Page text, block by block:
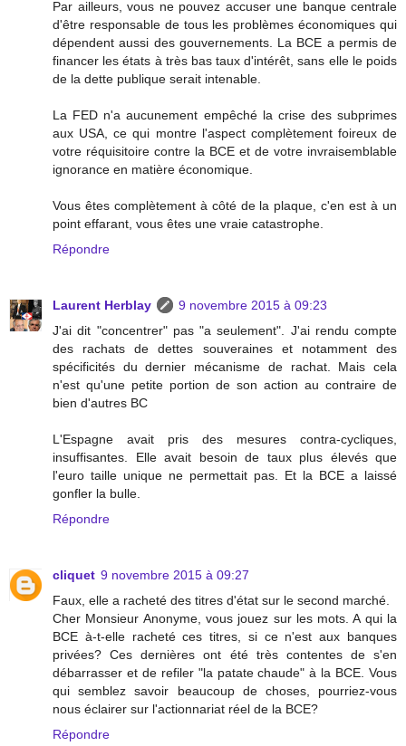
Par ailleurs, vous ne pouvez accuser une banque centrale
d'être responsable de tous les problèmes économiques qui
dépendent aussi des gouvernements. La BCE a permis de
financer les états à très bas taux d'intérêt, sans elle le poids
de la dette publique serait intenable.
La FED n'a aucunement empêché la crise des subprimes
aux USA, ce qui montre l'aspect complètement foireux de
votre réquisitoire contre la BCE et de votre invraisemblable
ignorance en matière économique.
Vous êtes complètement à côté de la plaque, c'en est à un
point effarant, vous êtes une vraie catastrophe.
Répondre
Laurent Herblay
9 novembre 2015 à 09:23
J'ai dit "concentrer" pas "a seulement". J'ai rendu compte
des rachats de dettes souveraines et notamment des
spécificités du dernier mécanisme de rachat. Mais cela
n'est qu'une petite portion de son action au contraire de
bien d'autres BC
L'Espagne avait pris des mesures contra-cycliques,
insuffisantes. Elle avait besoin de taux plus élevés que
l'euro taille unique ne permettait pas. Et la BCE a laissé
gonfler la bulle.
Répondre
cliquet 9 novembre 2015 à 09:27
Faux, elle a racheté des titres d'état sur le second marché.
Cher Monsieur Anonyme, vous jouez sur les mots. A qui la
BCE à-t-elle racheté ces titres, si ce n'est aux banques
privées? Ces dernières ont été très contentes de s'en
débarrasser et de refiler "la patate chaude" à la BCE. Vous
qui semblez savoir beaucoup de choses, pourriez-vous
nous éclairer sur l'actionnariat réel de la BCE?
Répondre